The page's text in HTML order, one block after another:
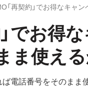
でお得
ま使え
電話番号をそのまま